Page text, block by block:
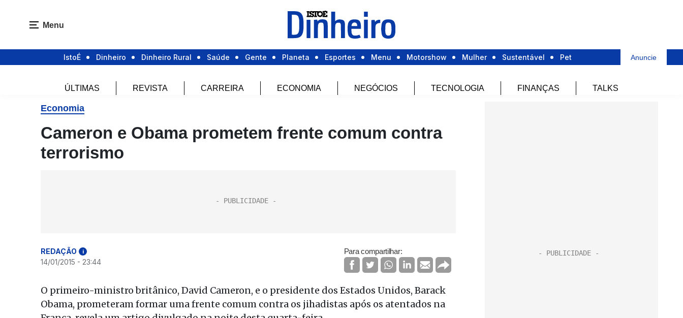
Menu
IstoÉ Dinheiro Dinheiro Rural Saúde Gente Planeta Esportes Menu Motorshow Mulher Sustentável Pet Anuncie
ÚLTIMAS REVISTA CARREIRA ECONOMIA NEGÓCIOS TECNOLOGIA FINANÇAS TALKS
Economia
Cameron e Obama prometem frente comum contra
terrorismo
REDAÇÃO i
14/01/2015 - 23:44
Para compartilhar:
O primeiro-ministro britânico, David Cameron, e o presidente dos Estados Unidos, Barack
Obama, prometeram formar uma frente comum contra os jihadistas após os atentados na